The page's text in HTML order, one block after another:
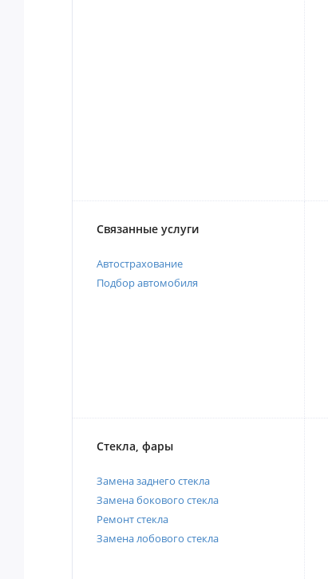
Связанные услуги
Автострахование
Подбор автомобиля
Стекла, фары
Замена заднего стекла
Замена бокового стекла
Ремонт стекла
Замена лобового стекла